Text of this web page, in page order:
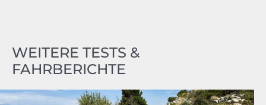
WEITERE TESTS &
FAHRBERICHTE